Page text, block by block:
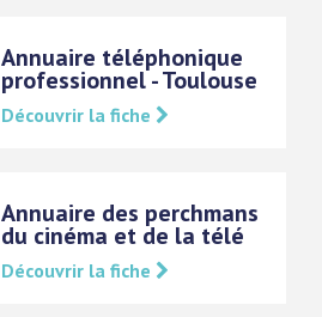
Annuaire téléphonique
professionnel - Toulouse
Découvrir la fiche
Annuaire des perchmans
du cinéma et de la télé
Découvrir la fiche